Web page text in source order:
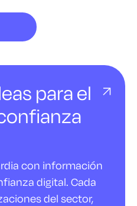
para el
con información
digital. Cada
del sector,